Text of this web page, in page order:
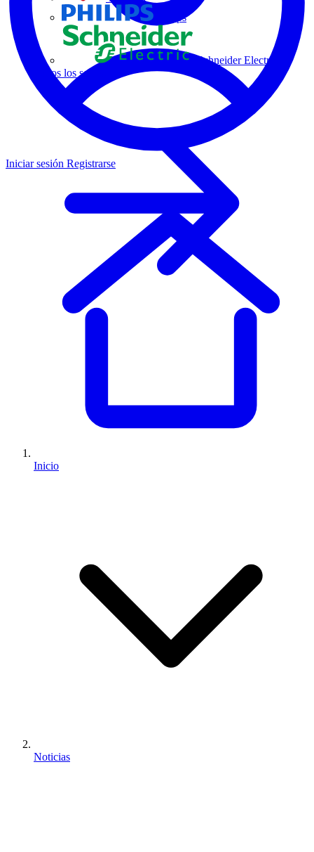
Philips
Schneider Electric
Todos los socios
Iniciar sesión Registrarse
Inicio
Noticias